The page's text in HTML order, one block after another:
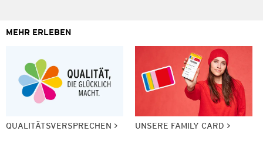
MEHR ERLEBEN
QUALITÄTSVERSPRECHEN UNSERE FAMILY CARD